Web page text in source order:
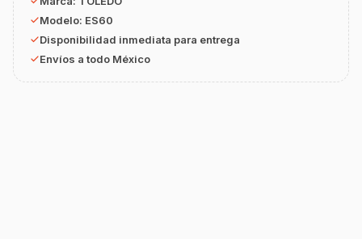
Modelo: ES60
Disponibilidad inmediata para entrega
Envíos a todo México